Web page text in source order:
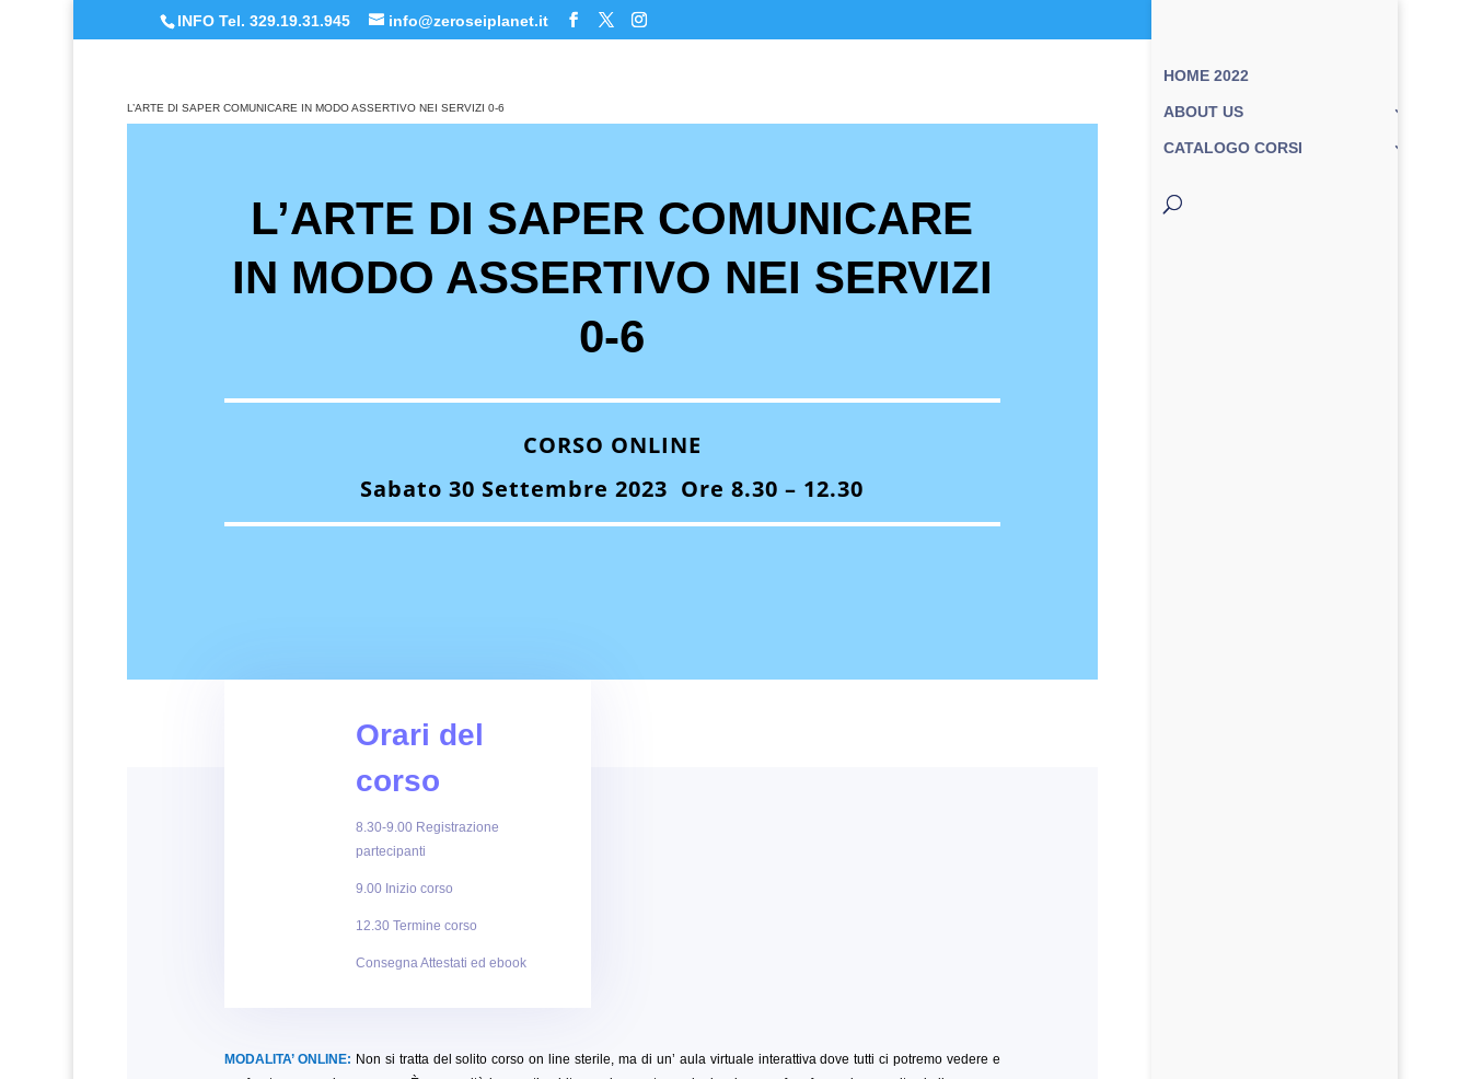
INFO Tel. 329.19.31.945 info@zeroseiplanet.it
HOME 2022
ABOUT US
CATALOGO CORSI
L’ARTE DI SAPER COMUNICARE IN MODO ASSERTIVO NEI SERVIZI 0-6
L’ARTE DI SAPER COMUNICARE
IN MODO ASSERTIVO NEI SERVIZI
0-6
CORSO ONLINE
Sabato 30 Settembre 2023 Ore 8.30 – 12.30
Orari del
corso
8.30-9.00 Registrazione
partecipanti
9.00 Inizio corso
12.30 Termine corso
Consegna Attestati ed ebook
MODALITA’ ONLINE: Non si tratta del solito corso on line sterile, ma di un’ aula virtuale interattiva dove tutti ci potremo vedere e